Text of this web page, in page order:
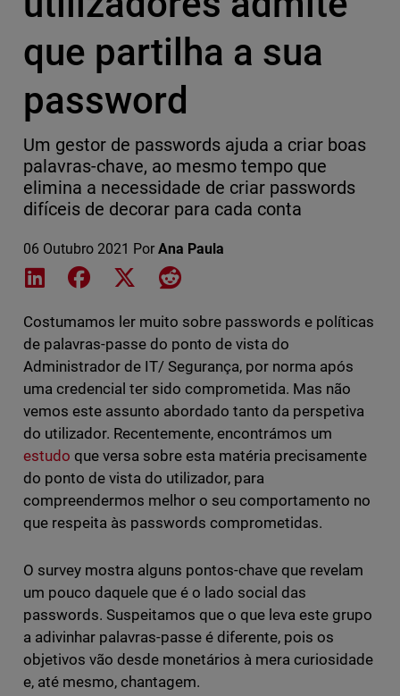
que partilha a sua
password
Um gestor de passwords ajuda a criar boas
palavras-chave, ao mesmo tempo que
elimina a necessidade de criar passwords
difíceis de decorar para cada conta
06 Outubro 2021 Por Ana Paula
Share on LinkedIn
Share on Facebook
Share on XShare on Reddit
Costumamos ler muito sobre passwords e políticas
de palavras-passe do ponto de vista do
Administrador de IT/ Segurança, por norma após
uma credencial ter sido comprometida. Mas não
vemos este assunto abordado tanto da perspetiva
do utilizador. Recentemente, encontrámos um
estudo que versa sobre esta matéria precisamente
do ponto de vista do utilizador, para
compreendermos melhor o seu comportamento no
que respeita às passwords comprometidas.
O survey mostra alguns pontos-chave que revelam
um pouco daquele que é o lado social das
passwords. Suspeitamos que o que leva este grupo
a adivinhar palavras-passe é diferente, pois os
objetivos vão desde monetários à mera curiosidade
e, até mesmo, chantagem.